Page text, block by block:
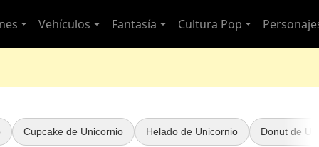
Vehículos Fantasía Cultura Pop
Cupcake de Unicornio Helado de Unicornio Donut de